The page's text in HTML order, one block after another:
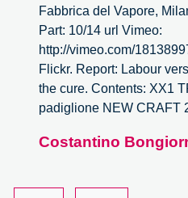
Fabbrica del Vapore,
Part: 10/14 url Vimeo:
http://vimeo.com/
Flickr. Report: Labour
the cure. Contents: XX1
padiglione NEW CRAFT
Costantino